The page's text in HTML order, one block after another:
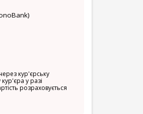
кур'єрську
у разі
розраховується